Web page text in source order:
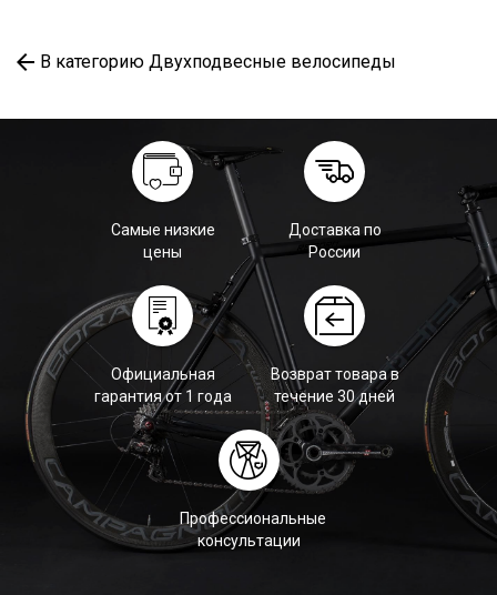
В категорию Двухподвесные велосипеды
Самые низкие
цены
Доставка по
России
Официальная
гарантия от 1 года
Возврат товара в
течение 30 дней
Профессиональные
консультации